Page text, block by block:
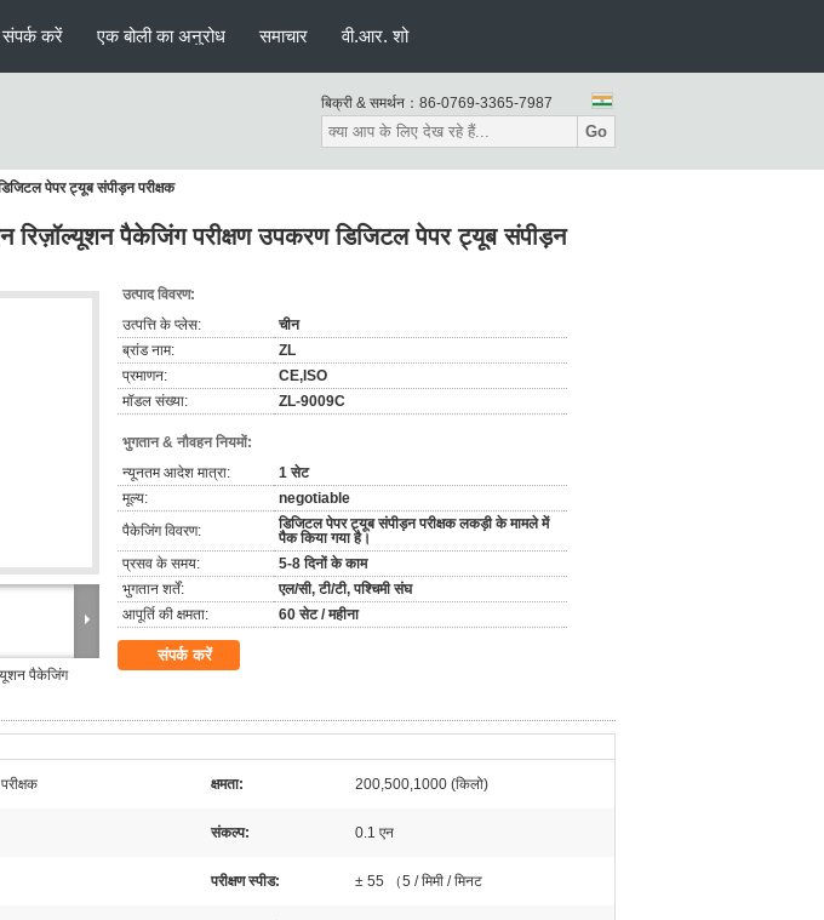
संपर्क करें एक बोली का अनुरोध समाचार वी.आर. शो
बिक्री & समर्थन： 86-0769-3365-7987
Go
पेपर ट्यूब संपीड़न परीक्षक
पैकेजिंग परीक्षण उपकरण डिजिटल पेपर ट्यूब संपीड़न
पैकेजिंग
उत्पाद विवरण:
उत्पत्ति के प्लेस:
चीन
ब्रांड नाम:
ZL
प्रमाणन:
CE,ISO
मॉडल संख्या:
ZL-9009C
भुगतान & नौवहन नियमों:
न्यूनतम आदेश मात्रा:
1 सेट
मूल्य:
negotiable
पैकेजिंग विवरण:
डिजिटल पेपर ट्यूब संपीड़न परीक्षक लकड़ी के मामले में
पैक किया गया है।
प्रसव के समय:
5-8 दिनों के काम
भुगतान शर्तें:
एल/सी, टी/टी, पश्चिमी संघ
आपूर्ति की क्षमता:
60 सेट / महीना
संपर्क करें
क्षमता: 200,500,1000 (किलो)
संकल्प: 0.1 एन
परीक्षण स्पीड: ± 55 （5 / मिमी / मिनट